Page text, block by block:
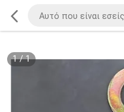
1/1